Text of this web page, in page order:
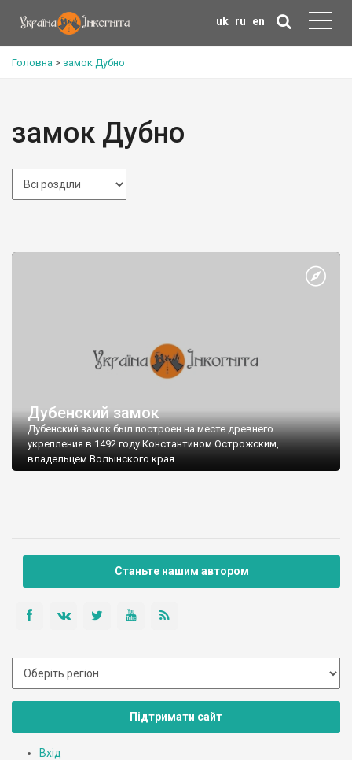
uk ru en
Головна > замок Дубно
замок Дубно
Дубенский замок
Дубенский замок был построен на месте древнего
укрепления в 1492 году Константином Острожским,
владельцем Волынского края
Станьте нашим автором
Підтримати сайт
Вхід